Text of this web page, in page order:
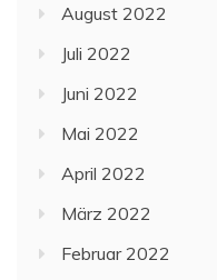
August 2022
Juli 2022
Juni 2022
Mai 2022
April 2022
März 2022
Februar 2022